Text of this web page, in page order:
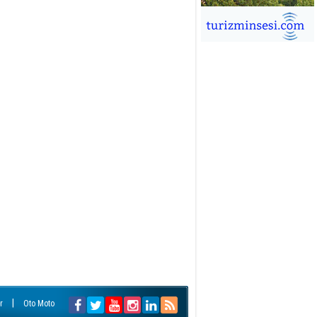
Oto Moto